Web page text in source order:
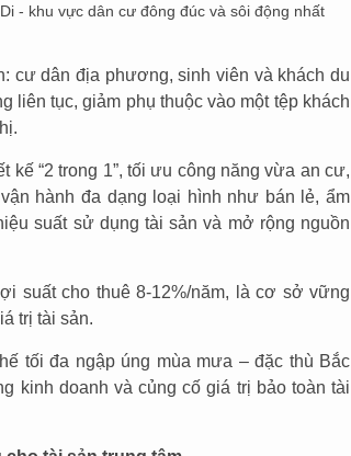
- khu vực dân cư đông đúc và sôi động nhất
cư dân địa phương, sinh viên và khách du
liên tục, giảm phụ thuộc vào một tệp khách
kế “2 trong 1”, tối ưu công năng vừa an cư,
hành đa dạng loại hình như bán lẻ, ẩm
suất sử dụng tài sản và mở rộng nguồn
suất cho thuê 8-12%/năm, là cơ sở vững
trị tài sản.
tối đa ngập úng mùa mưa – đặc thù Bắc
kinh doanh và củng cố giá trị bảo toàn tài